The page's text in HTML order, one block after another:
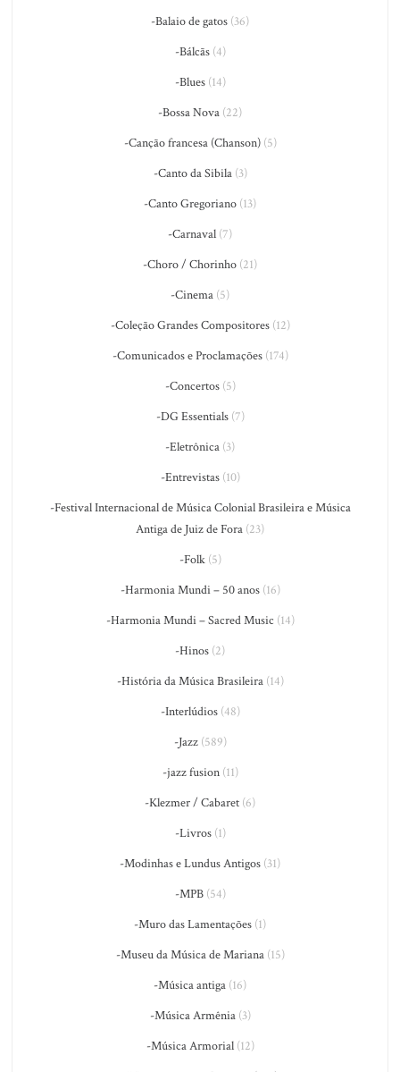
-Balaio de gatos (36)
-Bálcãs(4)
-Blues(14)
-Bossa Nova (22)
-Canção francesa (Chanson)(5)
-Canto da Sibila(3)
-Canto Gregoriano (13)
-Carnaval (7)
-Choro / Chorinho (21)
-Cinema (5)
-Coleção Grandes Compositores(12)
-Comunicados e Proclamações(174)
-Concertos(5)
-DG Essentials(7)
-Eletrônica (3)
-Entrevistas(10)
-Festival Internacional de Música Colonial Brasileira e Música
Antiga de Juiz de Fora (23)
-Folk(5)
-Harmonia Mundi – 50 anos(16)
-Harmonia Mundi – Sacred Music (14)
-Hinos (2)
-História da Música Brasileira(14)
-Interlúdios(48)
-Jazz(589)
-jazz fusion(11)
-Klezmer / Cabaret (6)
-Livros(1)
-Modinhas e Lundus Antigos (31)
-MPB(54)
-Muro das Lamentações (1)
-Museu da Música de Mariana(15)
-Música antiga (16)
-Música Armênia(3)
-Música Armorial(12)